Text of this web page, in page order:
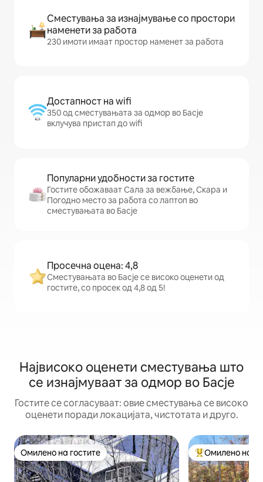
Сместувања за изнајмување со простори
наменети за работа
230 имоти имаат простор наменет за работа
Достапност на wifi
350 од сместувањата за одмор во Басје
вклучува пристап до wifi
Популарни удобности за гостите
Гостите обожаваат Сала за вежбање, Скара и
Погодно место за работа со лаптоп во
сместувањата во Басје
Просечна оцена: 4,8
Сместувањата во Басје се високо оценети од
гостите, со просек од 4,8 од 5!
Највисоко оценети сместувања што
се изнајмуваат за одмор во Басје
Гостите се согласуваат: овие сместувања се високо
оценети поради локацијата, чистотата и друго.
Омилено на гостите
Омилено на гостите Меѓу
Омилено на